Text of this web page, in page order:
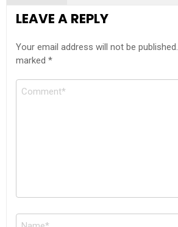
LEAVE A REPLY
Your email address will not be published.
marked *
Comment
Name